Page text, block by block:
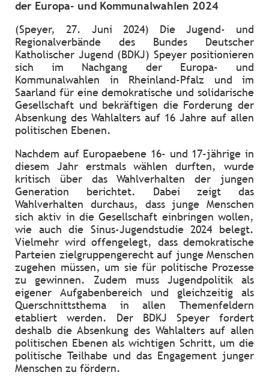
der Europa- und Kommunalwahlen 2024
(Speyer, 27. Juni 2024) Die Jugend- und
Regionalverbände des Bundes Deutscher
Katholischer Jugend (BDKJ) Speyer positionieren
sich im Nachgang der Europa- und
Kommunalwahlen in Rheinland-Pfalz und im
Saarland für eine demokratische und solidarische
Gesellschaft und bekräftigen die Forderung der
Absenkung des Wahlalters auf 16 Jahre auf allen
politischen Ebenen.
Nachdem auf Europaebene 16- und 17-jährige in
diesem Jahr erstmals wählen durften, wurde
kritisch über das Wahlverhalten der jungen
Generation berichtet. Dabei zeigt das
Wahlverhalten durchaus, dass junge Menschen
sich aktiv in die Gesellschaft einbringen wollen,
wie auch die Sinus-Jugendstudie 2024 belegt.
Vielmehr wird offengelegt, dass demokratische
Parteien zielgruppengerecht auf junge Menschen
zugehen müssen, um sie für politische Prozesse
zu gewinnen. Zudem muss Jugendpolitik als
eigener Aufgabenbereich und gleichzeitig als
Querschnittsthema in allen Themenfeldern
etabliert werden. Der BDKJ Speyer fordert
deshalb die Absenkung des Wahlalters auf allen
politischen Ebenen als wichtigen Schritt, um die
politische Teilhabe und das Engagement junger
Menschen zu fördern.